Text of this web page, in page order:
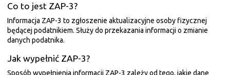
Co to jest ZAP-3?
Informacja ZAP-3 to zgłoszenie aktualizacyjne osoby fizycznej
będącej podatnikiem. Służy do przekazania informacji o zmianie
danych podatnika.
Jak wypełnić ZAP-3?
Sposób wypełnienia informacji ZAP-3 zależy od tego, jakie dane